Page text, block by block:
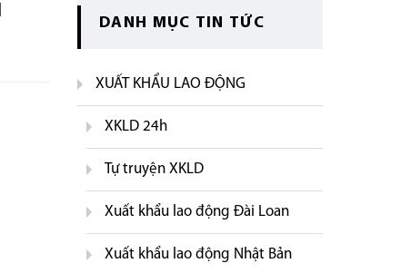
DANH MỤC TIN TỨC
XUẤT KHẨU LAO ĐỘNG
XKLD 24h
Tự truyện XKLD
Xuất khẩu lao động Đài Loan
Xuất khẩu lao động Nhật Bản